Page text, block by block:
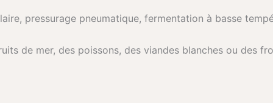
pressurage pneumatique, fermentation à basse
de mer, des poissons, des viandes blanches ou des